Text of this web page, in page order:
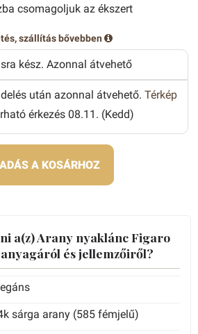
csomagoljuk az ékszert
szállítás bővebben
kész. Azonnal átvehető
után azonnal átvehető. Térkép
érkezés 08.11. (Kedd)
A KOSÁRHOZ
a(z) Arany nyaklánc Figaro
és jellemzőiről?
sárga arany (585 fémjelű)